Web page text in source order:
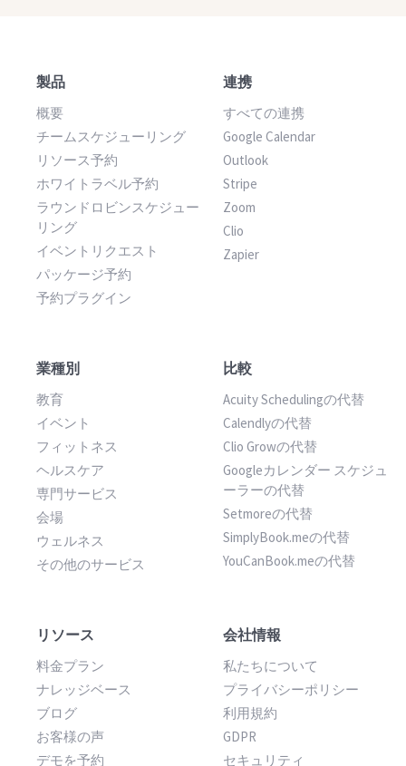
製品
概要
チームスケジューリング
リソース予約
ホワイトラベル予約
ラウンドロビンスケジュー
リング
イベントリクエスト
パッケージ予約
予約プラグイン
連携
すべての連携
Google Calendar
Outlook
Stripe
Zoom
Clio
Zapier
業種別
教育
イベント
フィットネス
ヘルスケア
専門サービス
会場
ウェルネス
その他のサービス
比較
Acuity Schedulingの代替
Calendlyの代替
Clio Growの代替
Googleカレンダー スケジュ
ーラーの代替
Setmoreの代替
SimplyBook.meの代替
YouCanBook.meの代替
リソース
料金プラン
ナレッジベース
ブログ
お客様の声
デモを予約
会社情報
私たちについて
プライバシーポリシー
利用規約
GDPR
セキュリティ